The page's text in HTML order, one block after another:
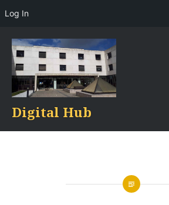
content
Digital Hub
Log In